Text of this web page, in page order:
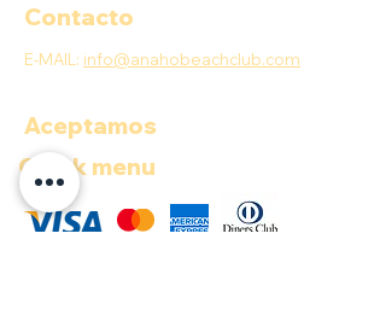
Contacto
E-MAIL: info@anahobeachclub.com
Aceptamos
Quick menu